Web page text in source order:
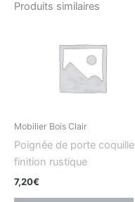
Produits similaires
Mobilier Bois Clair
Poignée de porte coquille
finition rustique
7,20€